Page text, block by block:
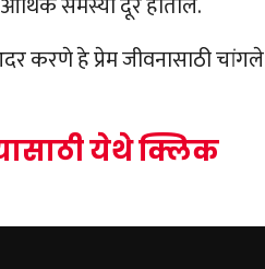
करणे हे प्रेम जीवनासाठी चांगले
येथे क्लिक